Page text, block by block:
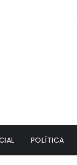
POLÍTICA